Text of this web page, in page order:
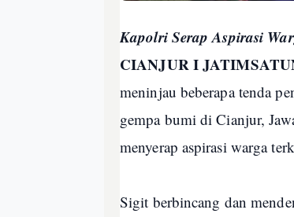
Kapolri Serap Aspirasi
CIANJUR I
meninjau beberapa tenda
gempa bumi di Cianjur,
menyerap aspirasi warga
Sigit berbincang dan